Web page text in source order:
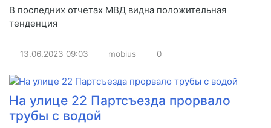
В последних отчетах МВД видна положительная
тенденция
13.06.2023 09:03 mobius 0
На улице 22 Партсъезда прорвало
трубы с водой